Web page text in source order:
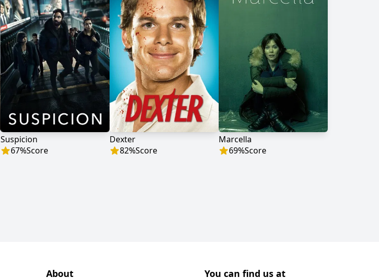
Suspicion
67%Score
Dexter
82%Score
Marcella
69%Score
About You can find us at